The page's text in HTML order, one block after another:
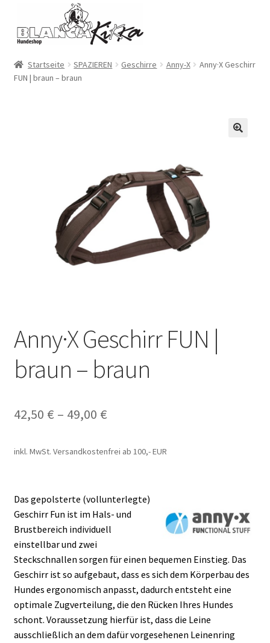
Navigation
springen
Inhalt
springen
Startseite SPAZIEREN Geschirre Anny-X
Anny·X Geschirr
FUN | braun – braun
Anny·X Geschirr FUN |
braun – braun
42,50 € – 49,00 €
inkl. MwSt. Versandkostenfrei ab 100,- EUR
Das gepolsterte (vollunterlegte)
Geschirr Fun ist im Hals- und
Brustbereich individuell
einstellbar und zwei
Steckschnallen sorgen für einen bequemen Einstieg. Das
Geschirr ist so aufgebaut, dass es sich dem Körperbau des
Hundes ergonomisch anpasst, dadurch entsteht eine
optimale Zugverteilung, die den Rücken Ihres Hundes
schont. Voraussetzung hierfür ist, dass die Leine
ausschließlich an dem dafür vorgesehenen Leinenring